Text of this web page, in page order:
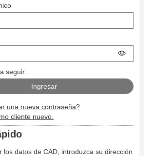
seguir.
una nueva contraseña?
cliente nuevo.
los datos de CAD, introduzca su dirección